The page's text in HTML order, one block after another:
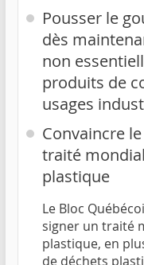
Pousser le
dès
non
produits de
usages
Convaincre
traité
plastique
Le Bloc
signer un traité
plastique, en
de déchets